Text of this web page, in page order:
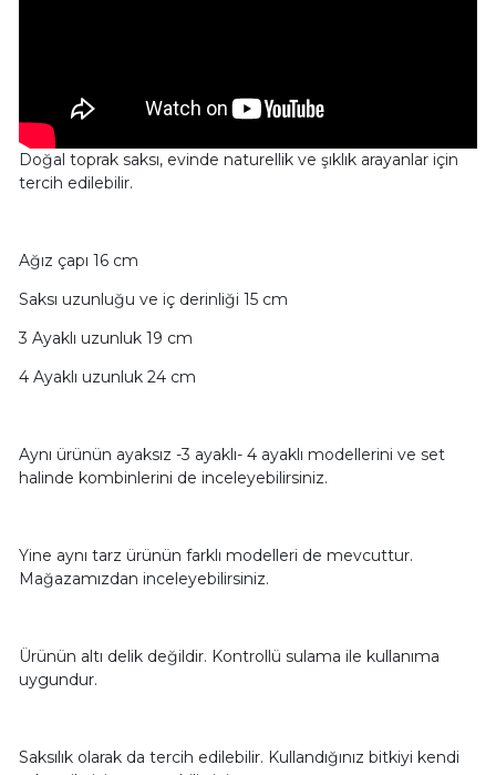
Doğal toprak saksı, evinde naturellik ve şıklık arayanlar için
tercih edilebilir.
Ağız çapı 16 cm
Saksı uzunluğu ve iç derinliği 15 cm
3 Ayaklı uzunluk 19 cm
4 Ayaklı uzunluk 24 cm
Aynı ürünün ayaksız -3 ayaklı- 4 ayaklı modellerini ve set
halinde kombinlerini de inceleyebilirsiniz.
Yine aynı tarz ürünün farklı modelleri de mevcuttur.
Mağazamızdan inceleyebilirsiniz.
Ürünün altı delik değildir. Kontrollü sulama ile kullanıma
uygundur.
Saksılık olarak da tercih edilebilir. Kullandığınız bitkiyi kendi